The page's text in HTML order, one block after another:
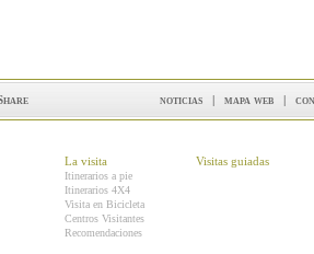
noticias | mapa web |
La visita
Itinerarios a pie
Itinerarios 4X4
Visita en Bicicleta
Centros Visitantes
Recomendaciones
Visitas guiadas